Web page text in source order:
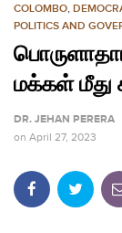
COLOMBO,
POLITICS AND
மக்கள் மீது
DR. JEHAN PERERA
on April 27, 2023